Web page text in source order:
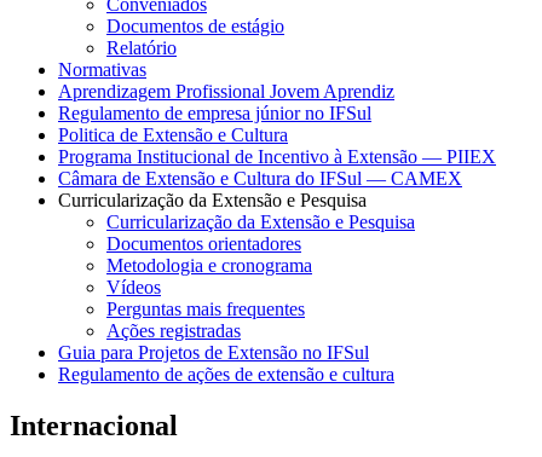
Documentos de estágio
Relatório
Normativas
Aprendizagem Profissional Jovem Aprendiz
Regulamento de empresa júnior no IFSul
Politica de Extensão e Cultura
Programa Institucional de Incentivo à Extensão — PIIEX
Câmara de Extensão e Cultura do IFSul — CAMEX
Curricularização da Extensão e Pesquisa
Curricularização da Extensão e Pesquisa
Documentos orientadores
Metodologia e cronograma
Vídeos
Perguntas mais frequentes
Ações registradas
Guia para Projetos de Extensão no IFSul
Regulamento de ações de extensão e cultura
Internacional